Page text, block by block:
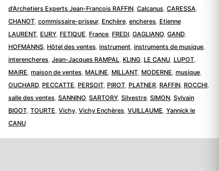
d’Archetiers Experts Jean-Francois RAFFIN, Calcanus CARESSA
CHANOT, commissaire-priseur, Enchère, encheres Etienne
LAURENT, EURY, FETIQUE France, FREDI, GAGLIANO, GAND,
HOFMANNS, Hôtel des ventes instrument instruments de musique,
interencheres Jean-Jacques RAMPAL KLING, LE CANU, LUPOT,
MAIRE maison de ventes MALINE MILLANT, MODERNE musique,
OUCHARD, PECCATTE PERSOIT, PIROT, PLATNER, RAFFIN, ROCCHI,
salle des ventes SANNINO, SARTORY, Silvestre, SIMON, Sylvain
BIGOT, TOURTE Vichy, Vichy Enchères VUILLAUME Yannick le
CANU